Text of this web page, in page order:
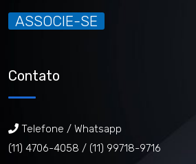
ASSOCIE-SE
Contato
Telefone / Whatsapp
(11) 4706-4058 / (11) 99718-9716